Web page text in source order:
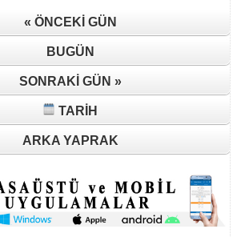
« ÖNCEKI GÜN
BUGÜN
SONRAKI GÜN »
TARIH
ARKA YAPRAK